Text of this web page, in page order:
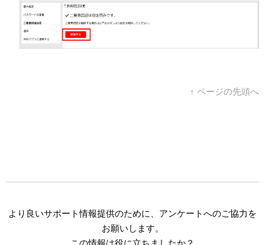
↑ ページの先頭へ
より良いサポート情報提供のために、アンケートへのご協力を
お願いします。
この情報は役に立ちましたか？